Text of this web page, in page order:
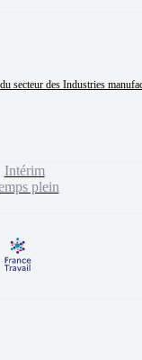
des Industries
Intérim
plein